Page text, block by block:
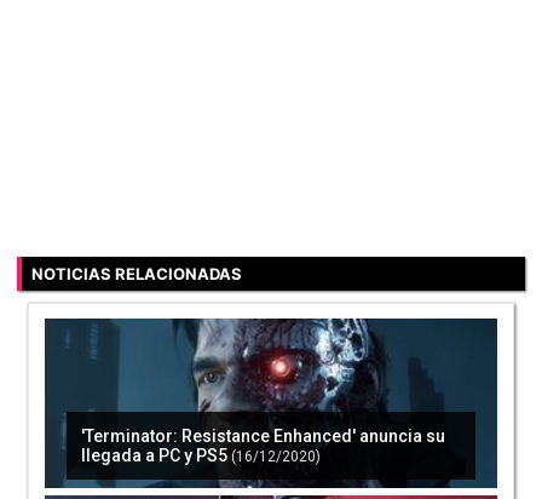
NOTICIAS RELACIONADAS
'Terminator: Resistance Enhanced' anuncia su
llegada a PC y PS5 (16/12/2020)